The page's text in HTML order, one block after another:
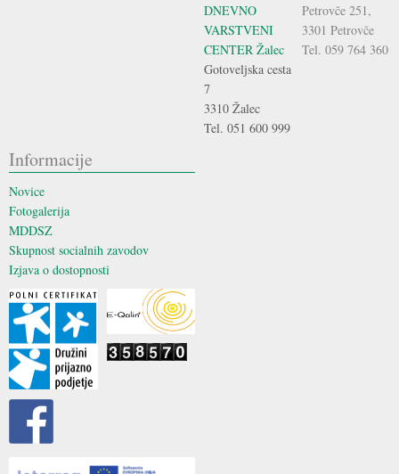
DNEVNO
VARSTVENI
CENTER Žalec
Gotoveljska cesta
7
3310 Žalec
Tel. 051 600 999
Petrovče 251,
3301 Petrovče
Tel. 059 764 360
Informacije
Novice
Fotogalerija
MDDSZ
Skupnost socialnih zavodov
Izjava o dostopnosti